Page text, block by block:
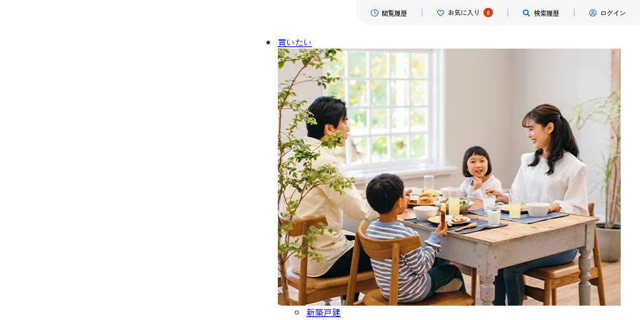
買いたい
新築戸建
閲覧履歴 お気に入り 0 検索履歴 ログイン